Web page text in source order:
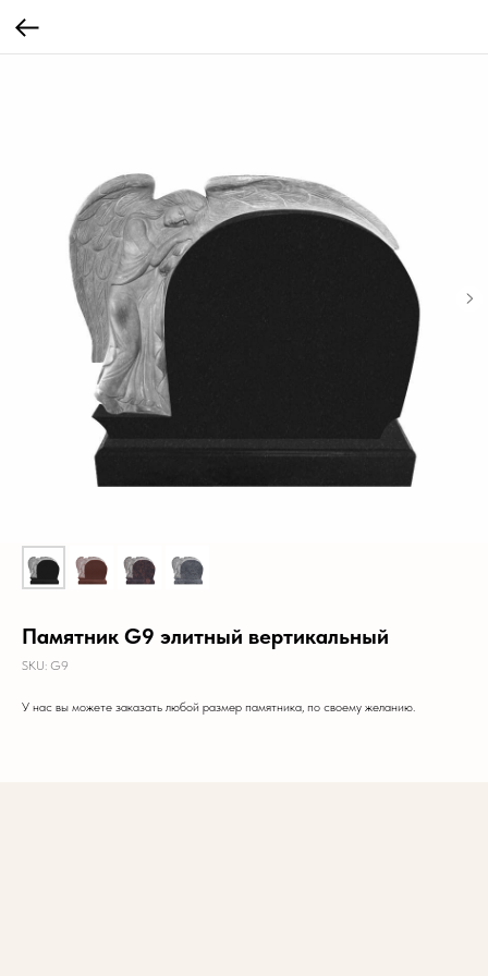
Памятник G9 элитный вертикальный
SKU: G9
У нас вы можете заказать любой размер памятника, по своему желанию.